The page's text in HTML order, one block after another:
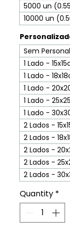
5000 un
10000 un
Sem
1 Lado -
1 Lado -
1 Lado -
1 Lado -
1 Lado -
2 Lados -
2 Lados -
2 Lados -
2 Lados -
2 Lados -
Quantity *